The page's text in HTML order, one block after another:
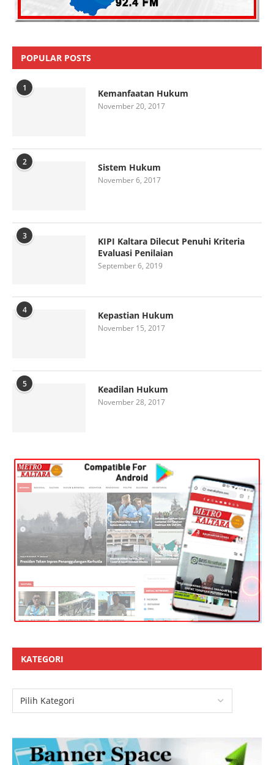
POPULAR POSTS
1 Kemanfaatan Hukum
November 20, 2017
2 Sistem Hukum
November 6, 2017
3
KIPI Kaltara Dilecut Penuhi Kriteria
Evaluasi Penilaian
September 6, 2019
4 Kepastian Hukum
November 15, 2017
5 Keadilan Hukum
November 28, 2017
KATEGORI